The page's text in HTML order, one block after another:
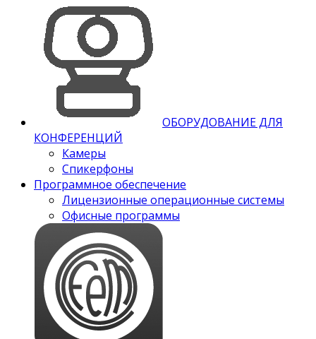
ОБОРУДОВАНИЕ ДЛЯ
КОНФЕРЕНЦИЙ
Камеры
Спикерфоны
Программное обеспечение
Лицензионные операционные системы
Офисные программы